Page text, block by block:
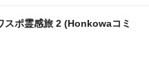
ポ霊感旅 2 (Honkowaコミ